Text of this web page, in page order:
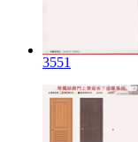
3551